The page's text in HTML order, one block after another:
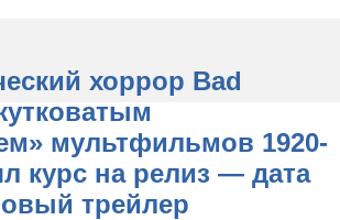
хоррор Bad
мультфильмов 1920-
курс на релиз — дата
трейлер